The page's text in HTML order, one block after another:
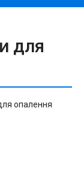
для
опалення